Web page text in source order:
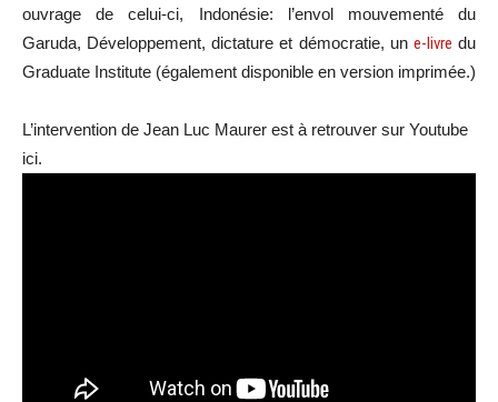
ouvrage de celui-ci, Indonésie: l’envol mouvementé du
Garuda, Développement, dictature et démocratie, un e-livre du
Graduate Institute (également disponible en version imprimée.)
L’intervention de Jean Luc Maurer est à retrouver sur Youtube
ici.